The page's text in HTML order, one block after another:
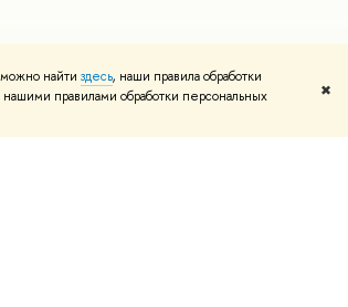
найти здесь, наши правила обработки
правилами обработки персональных
✖